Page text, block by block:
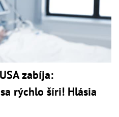
zabíja:
rýchlo šíri! Hlásia